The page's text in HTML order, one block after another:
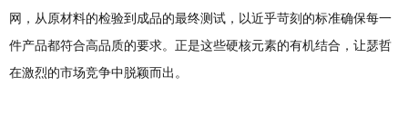
网，从原材料的检验到成品的最终测试，以近乎苛刻的标准确保每一
件产品都符合高品质的要求。正是这些硬核元素的有机结合，让瑟哲
在激烈的市场竞争中脱颖而出。